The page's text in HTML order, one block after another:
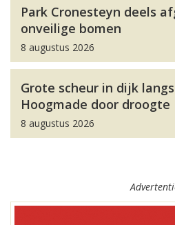
Park Cronesteyn deels
onveilige bomen
8 augustus 2026
Grote scheur in dijk
Hoogmade door droogte
8 augustus 2026